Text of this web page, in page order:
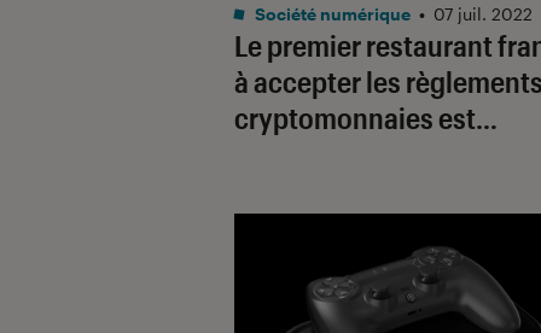
Le premier restaurant
à accepter les
cryptomonnaies est…
Société numérique • 07 juil. 2022